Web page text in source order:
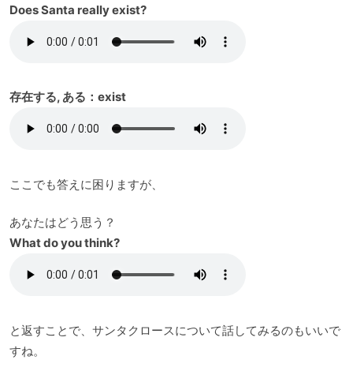
Does Santa really exist?
存在する, ある：exist
ここでも答えに困りますが、
あなたはどう思う？
What do you think?
と返すことで、サンタクロースについて話してみるのもいいで
すね。